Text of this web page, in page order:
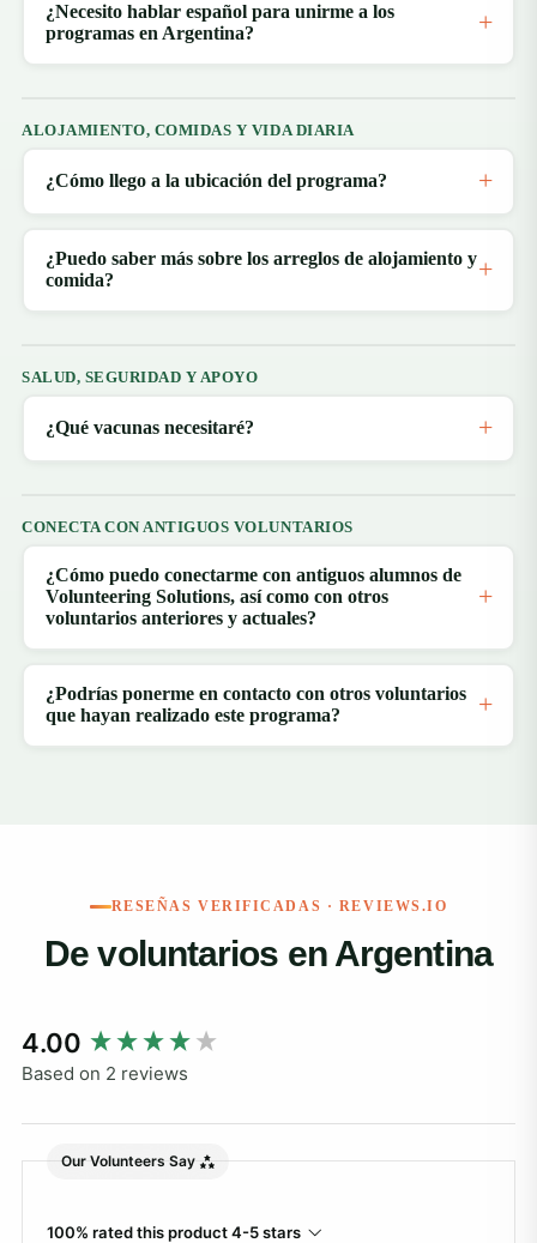
¿Necesito hablar español para unirme a los
programas en Argentina?
ALOJAMIENTO, COMIDAS Y VIDA DIARIA
¿Cómo llego a la ubicación del programa?
¿Puedo saber más sobre los arreglos de alojamiento y
comida?
SALUD, SEGURIDAD Y APOYO
¿Qué vacunas necesitaré?
CONECTA CON ANTIGUOS VOLUNTARIOS
¿Cómo puedo conectarme con antiguos alumnos de
Volunteering Solutions, así como con otros
voluntarios anteriores y actuales?
¿Podrías ponerme en contacto con otros voluntarios
que hayan realizado este programa?
RESEÑAS VERIFICADAS · REVIEWS.IO
De voluntarios en Argentina
4.00
Based on 2 reviews
Our Volunteers Say
100% rated this product 4-5 stars
New content loaded